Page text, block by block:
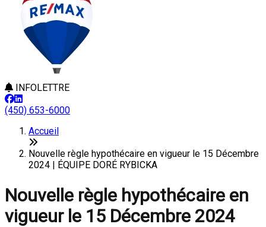
INFOLETTRE
(450) 653-6000
Accueil
Nouvelle règle hypothécaire en vigueur le 15 Décembre
2024 | ÉQUIPE DORÉ RYBICKA
Nouvelle règle hypothécaire en
vigueur le 15 Décembre 2024